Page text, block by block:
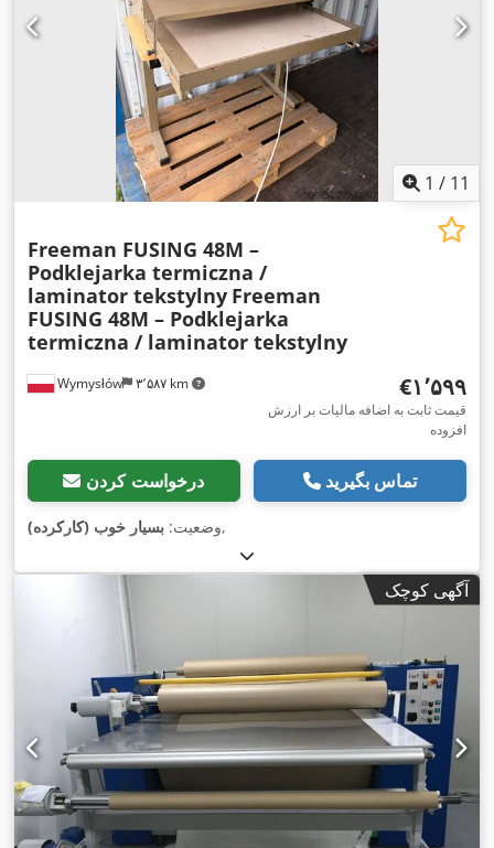
1 / 11
Wymysłów ۳٬۵۸۷ km
Freeman FUSING 48M –
Podklejarka termiczna /
laminator tekstylny Freeman
FUSING 48M – Podklejarka
termiczna / laminator tekstylny
‎€۱٬۵۹۹
قیمت ثابت به اضافه مالیات بر ارزش
افزوده
درخواست کردن تماس بگیرید
وضعیت: بسیار خوب (کارکرده) ,
آگهی کوچک